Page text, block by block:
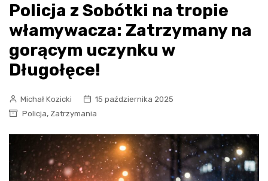
Policja z Sobótki na tropie
włamywacza: Zatrzymany na
gorącym uczynku w
Długołęce!
Michał Kozicki
15 października 2025
Policja, Zatrzymania